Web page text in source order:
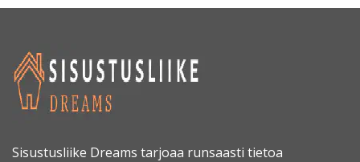
Sisustusliike Dreams tarjoaa runsaasti tietoa